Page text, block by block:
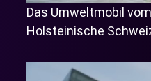
Das Umweltmobil
Holsteinische